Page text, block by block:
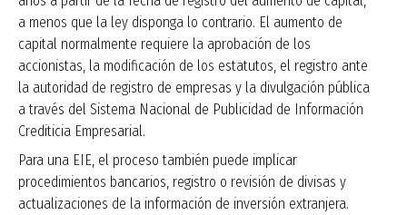
a menos que la ley disponga lo contrario. El aumento de
capital normalmente requiere la aprobación de los
accionistas, la modificación de los estatutos, el registro ante
la autoridad de registro de empresas y la divulgación pública
a través del Sistema Nacional de Publicidad de Información
Crediticia Empresarial.
Para una EIE, el proceso también puede implicar
procedimientos bancarios, registro o revisión de divisas y
actualizaciones de la información de inversión extranjera.